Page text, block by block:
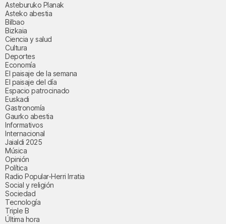
Asteburuko Planak
Asteko abestia
Bilbao
Bizkaia
Ciencia y salud
Cultura
Deportes
Economía
El paisaje de la semana
El paisaje del día
Espacio patrocinado
Euskadi
Gastronomía
Gaurko abestia
Informativos
Internacional
Jaialdi 2025
Música
Opinión
Política
Radio Popular-Herri Irratia
Social y religión
Sociedad
Tecnología
Triple B
Última hora